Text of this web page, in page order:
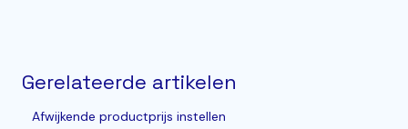
Gerelateerde artikelen
Afwijkende productprijs instellen